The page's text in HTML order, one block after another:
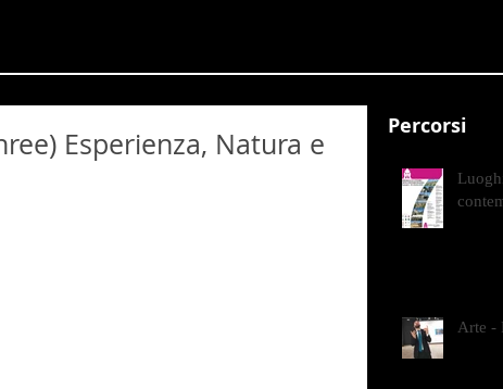
Esperienza, Natura e
Percorsi
Arte -